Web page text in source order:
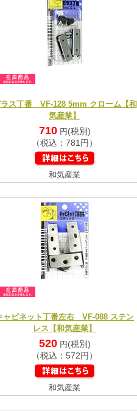
ラス丁番 VF-128 5mm クローム【和
気産業】
710円 (税別)
（税込：781円）
和気産業
ャビネット丁番左右 VF-088 ステン
レス【和気産業】
520円 (税別)
（税込：572円）
和気産業